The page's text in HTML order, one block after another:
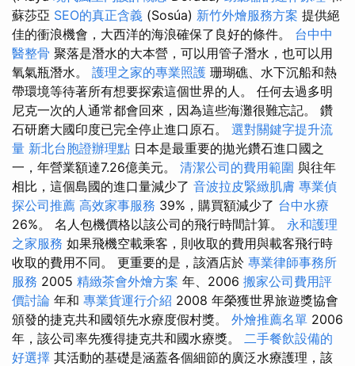
蘇莎亞 SEO的真正含義 (Sosúa) 新竹外燴服務方案 提供絕
佳的衝浪機會，大西洋的海浪確保了良好的條件。 台中中
醫整骨 聚落是潛水的大本營，可以用管子潛水，也可以用
氧氣瓶潛水。 護理之家的專業照護 珊瑚礁、水下沉船和熱
帶環境等待著所有想要探索這個世界的人。 任何去過多明
尼克一次的人通常都會回來，因為這些海灘很難忘記。 鑽
石研磨大國印度已完全停止進口原石。 選對關鍵字提升流
量 新北台胞證辦理點 日本是最重要的拋光鑽石進口國之
一，年營業額達7.26億美元。 清潔公司的費用範圍 與往年
相比，這個島國的進口量減少了 音波拉皮緊緻肌膚 專業偵
探公司推薦 高效家事服務 39%，購買額減少了 台中水療
26%。 名人包機價格以該公司的飛行時間計算。 永和護理
之家服務 如果飛機空載乘客，則收取的費用與載客飛行時
收取的費用不同。 更重要的是，該酒店於 專業律師事務所
服務 2005 精緻茶會外燴方案 年、2006 搬家公司費用評
價討論 年和 專業貨運行介紹 2008 年榮獲世界旅遊獎協會
頒發的捷克共和國領先水療度假村獎。 外燴推薦名單 2006
年，該公司率先獲得捷克共和國水療獎。 二手餐飲設備的
好選擇 其活動的基礎是涵蓋各個細節的廣泛水療護理，該